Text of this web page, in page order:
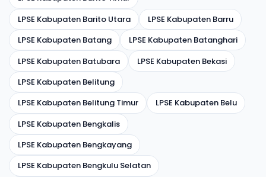
LPSE Kabupaten Barito Utara
LPSE Kabupaten Barru
LPSE Kabupaten Batang
LPSE Kabupaten Batanghari
LPSE Kabupaten Batubara
LPSE Kabupaten Bekasi
LPSE Kabupaten Belitung
LPSE Kabupaten Belitung Timur
LPSE Kabupaten Belu
LPSE Kabupaten Bengkalis
LPSE Kabupaten Bengkayang
LPSE Kabupaten Bengkulu Selatan